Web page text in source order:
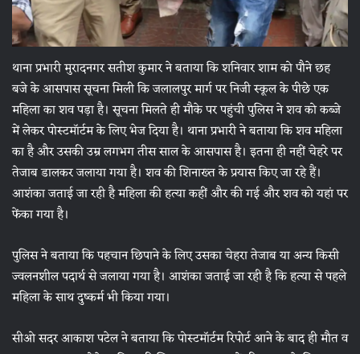
थाना प्रभारी मुरादनगर सतीश कुमार ने बताया कि शनिवार शाम को पौने छह
बजे के आसपास सूचना मिली कि जलालपुर मार्ग पर निजी स्कूल के पीछे एक
महिला का शव पड़ा है। सूचना मिलते ही मौके पर पहुंची पुलिस ने शव को कब्जे
में लेकर पोस्टमॉर्टम के लिए भेज दिया है। थाना प्रभारी ने बताया कि शव महिला
का है और उसकी उम्र लगभग तीस साल के आसपास है। इतना ही नहीं चेहरे पर
तेजाब डालकर जलाया गया है। शव की शिनाख्त के प्रयास किए जा रहे हैं।
आशंका जताई जा रही है महिला की हत्या कहीं और की गई और शव को यहां पर
फेंका गया है।
पुलिस ने बताया कि पहचान छिपाने के लिए उसका चेहरा तेजाब या अन्य किसी
ज्वलनशील पदार्थ से जलाया गया है। आशंका जताई जा रही है कि हत्या से पहले
महिला के साथ दुष्कर्म भी किया गया।
सीओ सदर आकाश पटेल ने बताया कि पोस्टमॉर्टम रिपोर्ट आने के बाद ही मौत व